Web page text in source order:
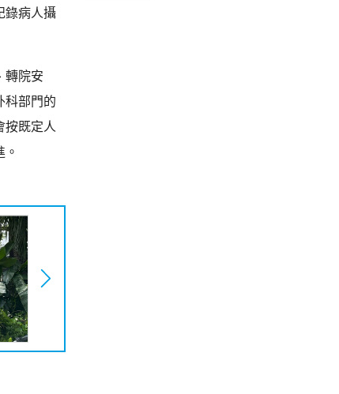
錄病人攝
轉院安
科部門的
按既定人